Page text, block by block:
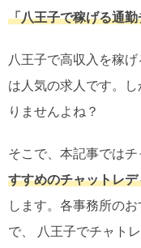
「八王子で稼げる通
八王子で高収入を稼
は人気の求人です。
りませんよね？
そこで、本記事では
すすめのチャットレ
します。各事務所の
で、 八王子でチャト